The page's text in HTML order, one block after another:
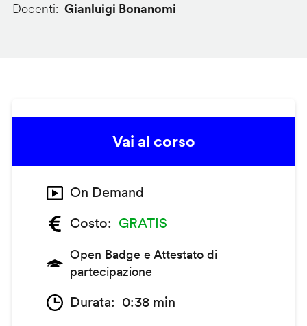
Docenti
Gianluigi Bonanomi
Vai al corso
On Demand
Costo
GRATIS
Open Badge e Attestato di
partecipazione
Durata 0:38 min